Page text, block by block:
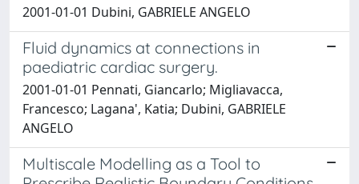
2001-01-01 Dubini, GABRIELE ANGELO
Fluid dynamics at connections in
paediatric cardiac surgery.
2001-01-01 Pennati, Giancarlo; Migliavacca,
Francesco; Lagana', Katia; Dubini, GABRIELE
ANGELO
Multiscale Modelling as a Tool to